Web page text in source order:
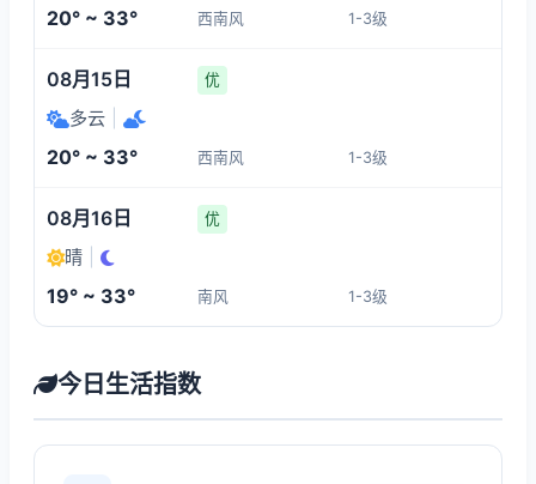
20° ~ 33° 西南风 1-3级
08月15日 优
多云
20° ~ 33° 西南风 1-3级
08月16日 优
晴
19° ~ 33° 南风 1-3级
今日生活指数